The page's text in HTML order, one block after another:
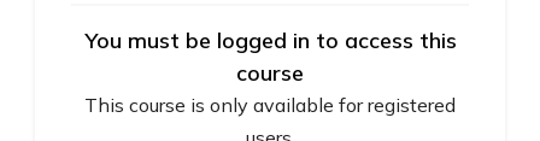
You must be logged in to access this
course
This course is only available for registered